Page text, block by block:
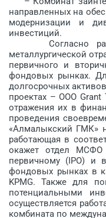
направленных на
модернизации и
инвестиций.
Согласно
металлургической
первичного и
фондовых рынках.
долгосрочных
проектах – ООО Grant
отражения их в
про­ведения
«Алмалыкский ГМК»
работающая в
окажет отдел МСФО
первичному (IPO) и
фондовых рынках в
KPMG. Также для
потенциальными
осуществляется
комбината по